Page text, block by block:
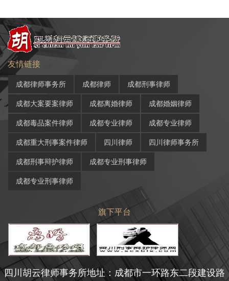
友情链接
成都律师事务所 成都律师
成都刑事律师
成都大案要案律师
成都离婚律师
成都婚姻律师
成都毒品案件律师
成都专业律师
成都专业律师
成都重大刑事案件律师
四川律师
四川律师事务所
成都刑事辩护律师
成都专业刑事律师
成都专业刑事律师
旗下平台
四川胡云律师事务所地址：成都市一环路东二段建设路